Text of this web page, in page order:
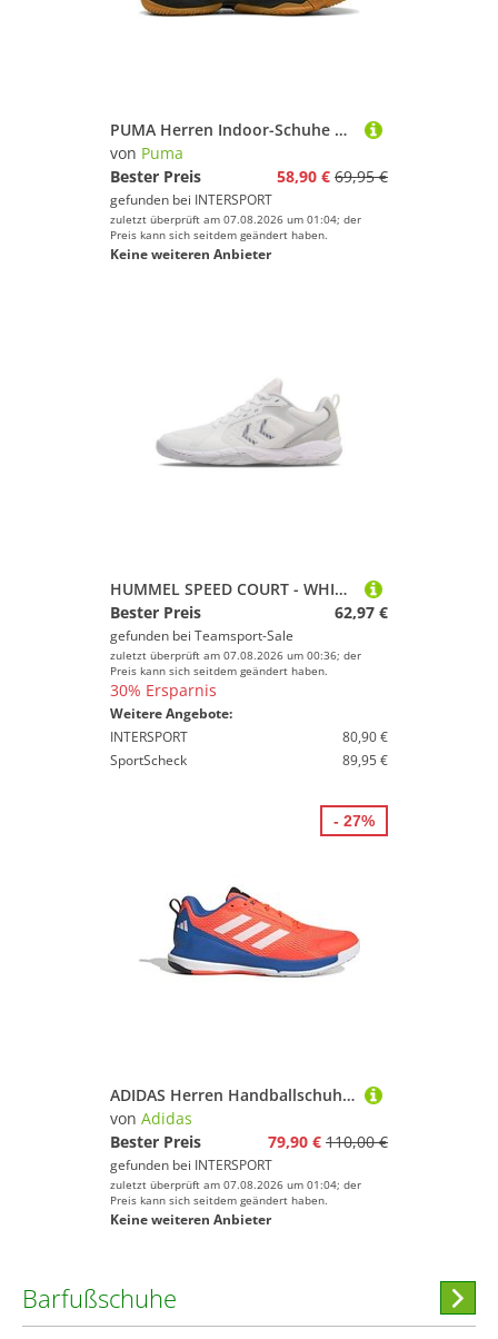
Snowboardschuhe
Stollenschuhe
Volleyballschuhe
Wander- & Trekkingschuhe
Zustiegsschuhe
PUMA Herren Indoor-Schuhe Solarflash III
von Puma
Bester Preis
58,90 € 69,95 €
gefunden bei INTERSPORT
zuletzt überprüft am 07.08.2026 um 01:04; der
Preis kann sich seitdem geändert haben.
Keine weiteren Anbieter
HUMMEL SPEED COURT - WHITE/GREY - 45
Bester Preis
62,97 €
gefunden bei Teamsport-Sale
zuletzt überprüft am 07.08.2026 um 00:36; der
Preis kann sich seitdem geändert haben.
30% Ersparnis
Weitere Angebote:
INTERSPORT
80,90 €
SportScheck
89,95 €
ADIDAS Herren Handballschuhe Novaflight 2 Indoor
von Adidas
Bester Preis
79,90 € 110,00 €
gefunden bei INTERSPORT
zuletzt überprüft am 07.08.2026 um 01:04; der
Preis kann sich seitdem geändert haben.
Keine weiteren Anbieter
- 27%
Barfußschuhe